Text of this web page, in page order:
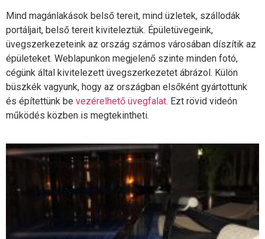
Mind magánlakások belső tereit, mind üzletek, szállodák
portáljait, belső tereit kiviteleztük. Épületüvegeink,
üvegszerkezeteink az ország számos városában díszítik az
épületeket. Weblapunkon megjelenő szinte minden fotó,
cégünk által kivitelezett üvegszerkezetet ábrázol. Külön
büszkék vagyunk, hogy az országban elsőként gyártottunk
és építettünk be vezérelhető üvegfalat. Ezt rövid videón
működés közben is megtekintheti.